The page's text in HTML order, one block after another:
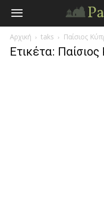
Άγιος
Γέροντας
Αρχική taks Παίσιος
Ετικέτα: